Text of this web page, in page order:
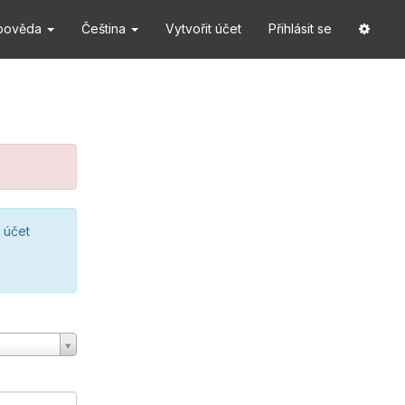
Čeština Vytvořit účet Přihlásit se
účet